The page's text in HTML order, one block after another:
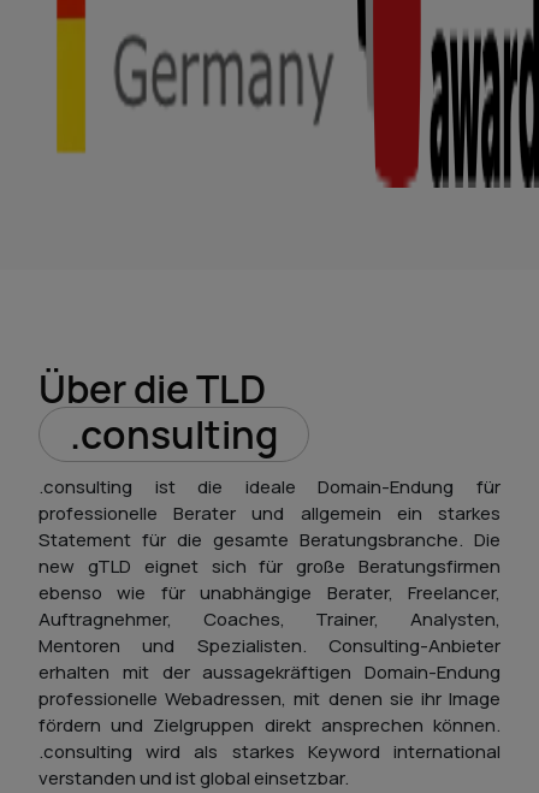
Über die TLD
.consulting
.consulting ist die ideale Domain-Endung für
professionelle Berater und allgemein ein starkes
Statement für die gesamte Beratungsbranche. Die
new gTLD eignet sich für große Beratungsfirmen
ebenso wie für unabhängige Berater, Freelancer,
Auftragnehmer, Coaches, Trainer, Analysten,
Mentoren und Spezialisten. Consulting-Anbieter
erhalten mit der aussagekräftigen Domain-Endung
professionelle Webadressen, mit denen sie ihr Image
fördern und Zielgruppen direkt ansprechen können.
.consulting wird als starkes Keyword international
verstanden und ist global einsetzbar.